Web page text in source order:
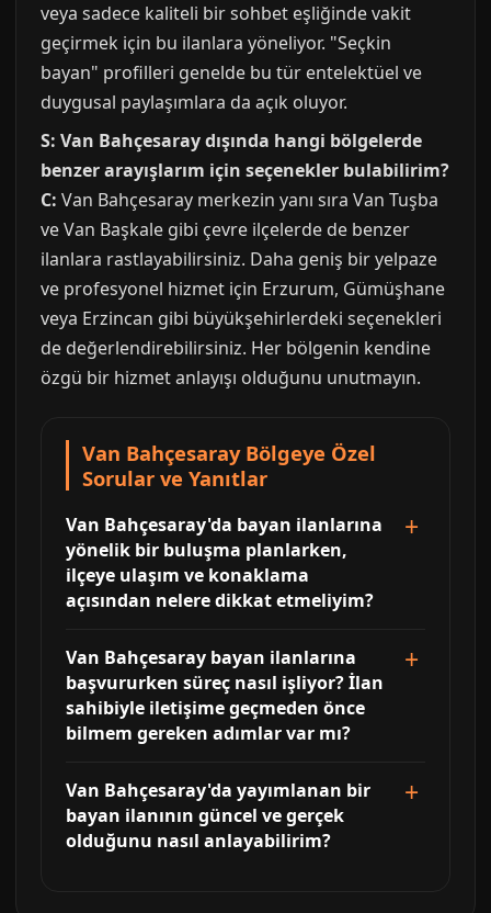
veya sadece kaliteli bir sohbet eşliğinde vakit
geçirmek için bu ilanlara yöneliyor. "Seçkin
bayan" profilleri genelde bu tür entelektüel ve
duygusal paylaşımlara da açık oluyor.
S: Van Bahçesaray dışında hangi bölgelerde
benzer arayışlarım için seçenekler bulabilirim?
C: Van Bahçesaray merkezin yanı sıra Van Tuşba
ve Van Başkale gibi çevre ilçelerde de benzer
ilanlara rastlayabilirsiniz. Daha geniş bir yelpaze
ve profesyonel hizmet için Erzurum, Gümüşhane
veya Erzincan gibi büyükşehirlerdeki seçenekleri
de değerlendirebilirsiniz. Her bölgenin kendine
özgü bir hizmet anlayışı olduğunu unutmayın.
Van Bahçesaray Bölgeye Özel
Sorular ve Yanıtlar
Van Bahçesaray'da bayan ilanlarına
yönelik bir buluşma planlarken,
ilçeye ulaşım ve konaklama
açısından nelere dikkat etmeliyim?
Van Bahçesaray bayan ilanlarına
başvururken süreç nasıl işliyor? İlan
sahibiyle iletişime geçmeden önce
bilmem gereken adımlar var mı?
Van Bahçesaray'da yayımlanan bir
bayan ilanının güncel ve gerçek
olduğunu nasıl anlayabilirim?